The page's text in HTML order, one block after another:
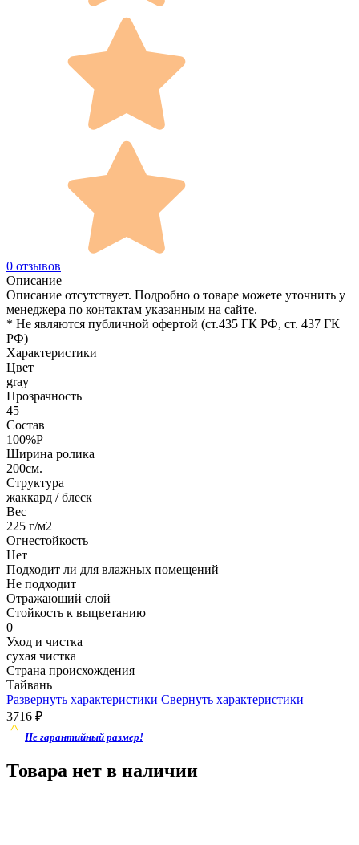
0 отзывов
Описание
Описание отсутствует. Подробно о товаре можете уточнить у
менеджера по контактам указанным на сайте.
* Не являются публичной офертой (ст.435 ГК РФ, cт. 437 ГК
РФ)
Характеристики
Цвет
gray
Прозрачность
45
Состав
100%P
Ширина ролика
200см.
Структура
жаккард / блеск
Вес
225 г/м2
Огнестойкость
Нет
Подходит ли для влажных помещений
Не подходит
Отражающий слой
Стойкость к выцветанию
0
Уход и чистка
сухая чистка
Страна происхождения
Тайвань
Развернуть характеристики Свернуть характеристики
3716 ₽
Не гарантийный размер!
Товара нет в наличии